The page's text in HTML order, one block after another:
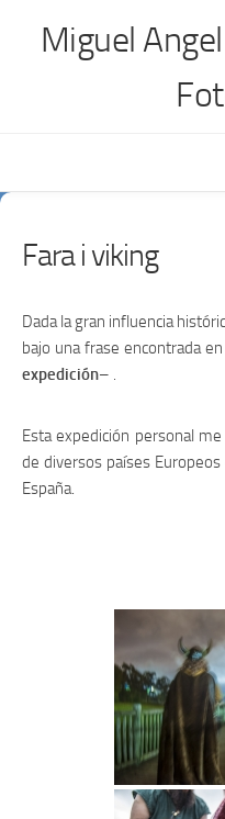
Miguel
Fara i viking
Dada la gran influencia
bajo una frase encontrada
expedición– .
Esta expedición personal
de diversos países Europeos
España.